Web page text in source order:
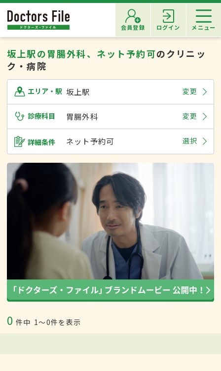
会員登録 ログイン メニュー
坂上駅の胃腸外科、ネット予約可のクリニッ
ク・病院
エリア・駅 坂上駅 変更
診療科目 胃腸外科 変更
詳細条件 ネット予約可 選択
0 件中 1〜0件を表示